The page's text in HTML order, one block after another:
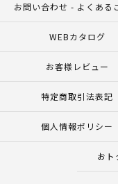
お問い合わせ - よくある
WEBカタログ
お客様レビュー
特定商取引法表記
個人情報ポリシー
お